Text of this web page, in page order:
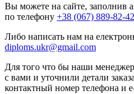
Вы можете на сайте, заполнив
по телефону +38 (067) 889-82-42
Либо написать нам на
diploms.ukr@gmail.com
Для того что бы наши
с вами и уточнили детали
контактный номер телефона и